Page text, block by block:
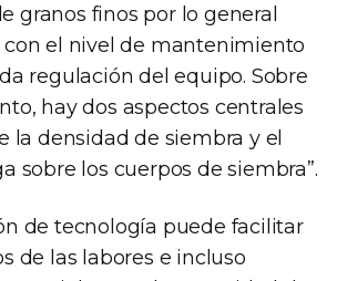
granos finos por lo general
el nivel de mantenimiento
regulación del equipo. Sobre
hay dos aspectos centrales
la densidad de siembra y el
sobre los cuerpos de siembra”.
de tecnología puede facilitar
de las labores e incluso